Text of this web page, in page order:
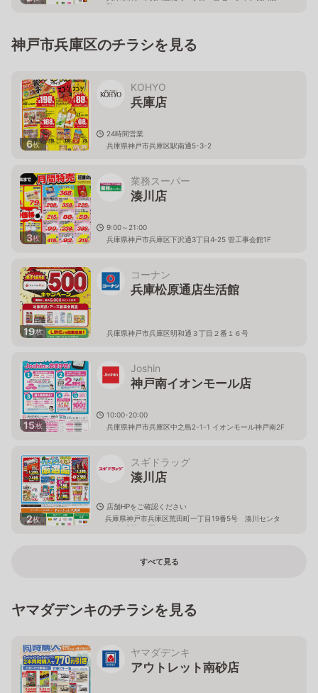
階
神戸市兵庫区のチラシを見る
6枚
KOHYO
兵庫店
24時間営業
兵庫県神戸市兵庫区駅南通5-3-2
3枚
業務スーパー
湊川店
9:00～21:00
兵庫県神戸市兵庫区下沢通3丁目4‐25 管工事会館1F
19枚
コーナン
兵庫松原通店生活館
兵庫県神戸市兵庫区明和通３丁目２番１６号
15枚
Joshin
神戸南イオンモール店
10:00-20:00
兵庫県神戸市兵庫区中之島2-1-1 イオンモール神戸南2F
2枚
スギドラッグ
湊川店
店舗HPをご確認ください
兵庫県神戸市兵庫区荒田町一丁目19番5号 湊川センタ
ービルB棟 1階
すべて見る
ヤマダデンキのチラシを見る
ヤマダデンキ
アウトレット南砂店